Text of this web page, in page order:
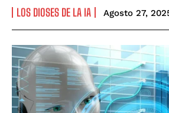
LOS DIOSES DE LA IA Agosto 27,